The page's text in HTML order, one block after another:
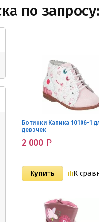
по
Ботинки Капика 10106-1
девочек
2 000 Р
К